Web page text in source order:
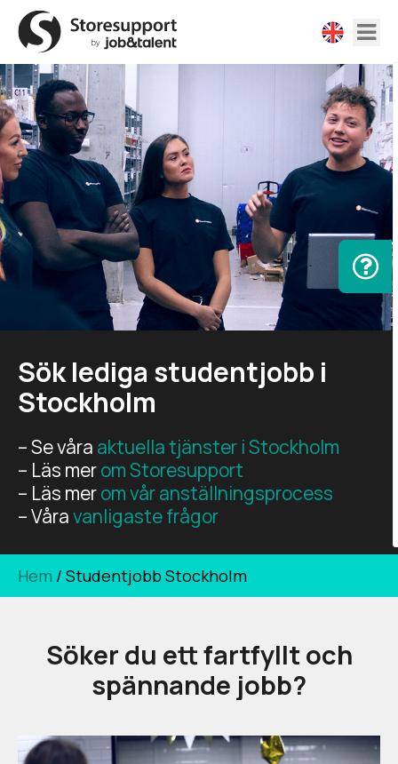
Sök lediga studentjobb i
Stockholm
– Se våra aktuella tjänster i Stockholm
– Läs merom Storesupport
– Läs merom vår anställningsprocess
– Våravanligaste frågor
Hem / Studentjobb Stockholm
Söker du ett fartfyllt och
spännande jobb?